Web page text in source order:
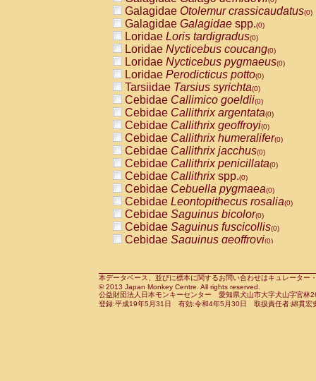
AtelidaeAteles paniscus(0)
AtelidaeAtelesspp.(0)
Atelidae Lagothrix lagothricha
AtelidaeLagothrix lagothricha cana
PitheciidaeCacajao calvus
PitheciidaeCallicebus cupreus
PitheciidaeCallicebus donacophilus
PitheciidaeCallicebus moloch
PitheciidaeCallicebus torquatus
PitheciidaeCallicebusspp.(0)
PitheciidaeChiropotes satanas(0)
PitheciidaePithecia monachus
PitheciidaePithecia pithecia(0)
CercopithecidaeCercocebus agilis
CercopithecidaeCercocebus
CercopithecidaeCercocebus
CercopithecidaeCercocebus
CercopithecidaeCercocebus
CercopithecidaeCercocebushybrid
CercopithecidaePapio anubis(0)
CercopithecidaePapio cynocephalus
CercopithecidaePapio hamadryas(0)
Galagidae Otolemur crassicaudatus(0)
Galagidae Galagidae spp.(0)
Loridae Loris tardigradus(0)
Loridae Nycticebus coucang(0)
Loridae Nycticebus pygmaeus(0)
Loridae Perodicticus potto(0)
Tarsiidae Tarsius syrichta(0)
Cebidae Callimico goeldii(0)
Cebidae Callithrix argentata(0)
Cebidae Callithrix geoffroyi(0)
Cebidae Callithrix humeralifer(0)
Cebidae Callithrix jacchus(0)
Cebidae Callithrix penicillata(0)
Cebidae Callithrixspp.(0)
Cebidae Cebuella pygmaea(0)
Cebidae Leontopithecus rosalia(0)
Cebidae Saguinus bicolor(0)
Cebidae Saguinus fuscicollis(0)
Cebidae Saguinus geoffroyi(0)
CebidaeSaguinus leucopus(0)
CebidaeSaguinus midas(0)
Cebidae Saguinus mystax(0)
本データベース、並びに標本に関するお問い合わせはキュレータ
© 2013 Japan Monkey Centre. All rights reserved.
公益財団法人日本モンキーセンター 愛知県犬山市大字犬山字官
登録:平成19年5月31日 有効:令和4年5月30日 取扱責任者:綿貫宏